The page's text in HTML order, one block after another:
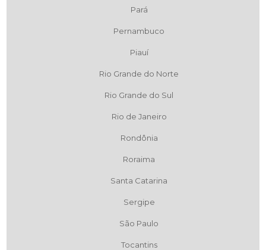
Pará
Pernambuco
Piauí
Rio Grande do Norte
Rio Grande do Sul
Rio de Janeiro
Rondônia
Roraima
Santa Catarina
Sergipe
São Paulo
Tocantins